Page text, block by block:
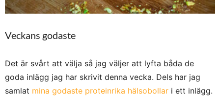
Veckans godaste
Det är svårt att välja så jag väljer att lyfta båda de
goda inlägg jag har skrivit denna vecka. Dels har jag
samlat mina godaste proteinrika hälsobollar i ett inlägg.